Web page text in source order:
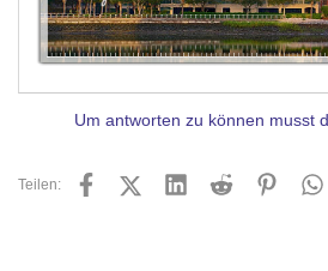
Um antworten zu können musst
Teilen: FacebookX (Twitter)LinkedInReddit